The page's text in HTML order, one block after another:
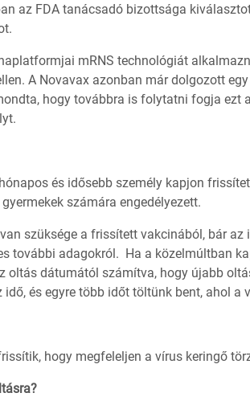
az FDA tanácsadó bizottsága
mRNS technológiát
A Novavax azonban már dolgozott
hogy továbbra is folytatni fogja ezt
és idősebb személy kapjon
számára engedélyezett.
szüksége a frissített vakcinából, bár
további adagokról. Ha a közelmúltban
oltás dátumától számítva, hogy újabb
és egyre több időt töltünk bent, ahol a
hogy megfeleljen a vírus keringő